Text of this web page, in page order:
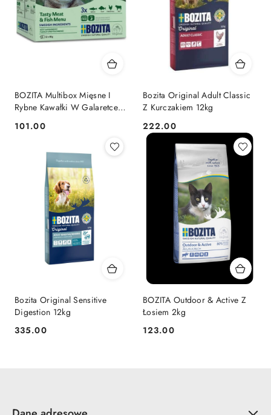
BOZITA Multibox Mięsne I
Rybne Kawałki W Galaretce
Cena:
101.00
Bozita Original Adult Classic
Z Kurczakiem 12kg
Cena:
222.00
Bozita Original Sensitive
Digestion 12kg
Cena:
335.00
BOZITA Outdoor & Active Z
Łosiem 2kg
Cena:
123.00